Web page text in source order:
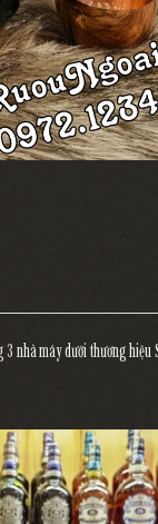
nhà máy dưới thương